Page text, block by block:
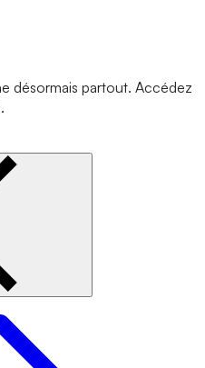
désormais partout. Accédez